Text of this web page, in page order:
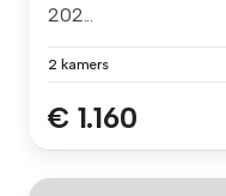
202...
2 kamers
€ 1.160